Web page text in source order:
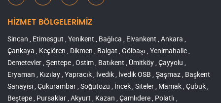
HİZMET BÖLGELERİMİZ
Sincan , Etimesgut , Yenikent , Bağlıca , Elvankent , Ankara ,
Çankaya , Keçiören , Dikmen , Balgat , Gölbaşı , Yenimahalle ,
Demetevler , Şentepe , Ostim , Batıkent , Ümitköy , Çayyolu ,
Eryaman , Kızılay , Yapracık , İvedik , İvedik OSB , Şaşmaz , Başkent
Sanayisi , Çukurambar , Söğütözü , İncek , Siteler , Mamak , Çubuk ,
Beştepe , Pursaklar , Akyurt , Kazan , Çamlıdere , Polatlı ,